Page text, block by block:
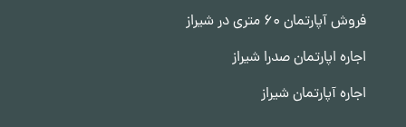
فروش آپارتمان 60 متری در شیراز
اجاره اپارتمان صدرا شیراز
اجاره آپارتمان شیراز